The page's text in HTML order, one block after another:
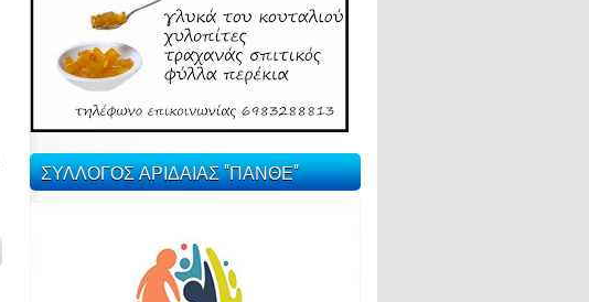
ΣΥΛΛΟΓΟΣ ΑΡΙΔΑΙΑΣ "ΠΑΝΘΕ"